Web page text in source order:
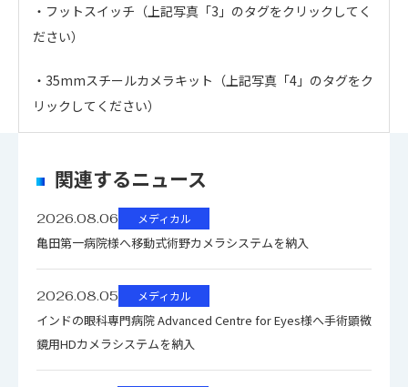
・フットスイッチ（上記写真「3」のタグをクリックしてく
ださい）
・35mmスチールカメラキット（上記写真「4」のタグをク
リックしてください）
・
アイコンのファイルは個人情報の入力が必須と
なります。「選択する」をクリックしてください。
のアイコンの場合はファイル名をクリックするとダウン
ロードできます。
複数のファイルをダウンロードする場合、選択するボタン
を押してください。（個人情報の入力が必要）
ファイル名
関連するニュース
2026.08.06 メディカル
亀田第一病院様へ移動式術野カメラシステムを納入
2026.08.05 メディカル
インドの眼科専門病院 Advanced Centre for Eyes様へ手術顕微
鏡用HDカメラシステムを納入